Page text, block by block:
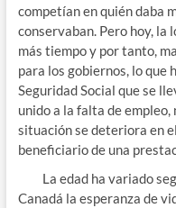
competían en quién daba
conservaban. Pero hoy,
más tiempo y por tanto,
para los gobiernos, lo que
Seguridad Social que se
unido a la falta de
situación se deteriora en
beneficiario de una
La edad ha variado
Canadá la esperanza de